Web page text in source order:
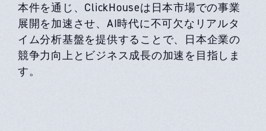
本件を通じ、ClickHouseは日本市場での事業
展開を加速させ、AI時代に不可欠なリアルタ
イム分析基盤を提供することで、日本企業の
競争力向上とビジネス成長の加速を目指しま
す。